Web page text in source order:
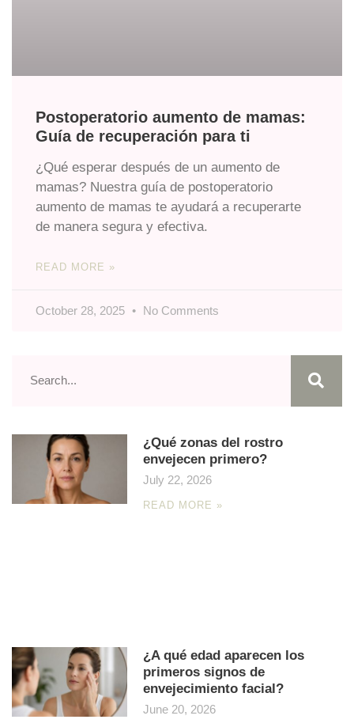
Postoperatorio aumento de mamas:
Guía de recuperación para ti
¿Qué esperar después de un aumento de
mamas? Nuestra guía de postoperatorio
aumento de mamas te ayudará a recuperarte
de manera segura y efectiva.
READ MORE »
October 28, 2025 No Comments
¿Qué zonas del rostro
envejecen primero?
July 22, 2026
READ MORE »
¿A qué edad aparecen los
primeros signos de
envejecimiento facial?
June 20, 2026